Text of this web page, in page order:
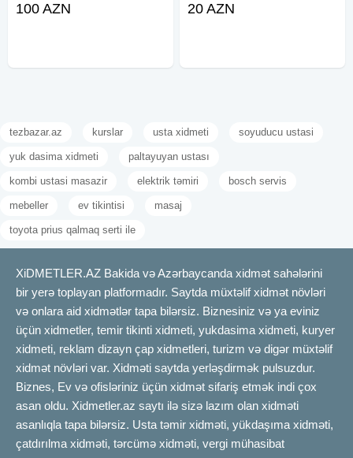
təyinatlı binaların və s. tikinti və
100 AZN
gosteririk. 10 illik tecrubemizle
20 AZN
tezbazar.az kurslar usta xidmeti soyuducu ustasi
yuk dasima xidmeti paltayuyan ustası
kombi ustasi masazir elektrik təmiri bosch servis
mebeller ev tikintisi masaj
toyota prius qalmaq serti ile
XiDMETLER.AZ Bakida və Azərbaycanda xidmət sahələrini
bir yerə toplayan platformadır. Saytda müxtəlif xidmət növləri
və onlara aid xidmətlər tapa bilərsiz. Biznesiniz və ya eviniz
üçün xidmetler, temir tikinti xidmeti, yukdasima xidmeti, kuryer
xidmeti, reklam dizayn çap xidmetleri, turizm və digər müxtəlif
xidmət növləri var. Xidməti saytda yerləşdirmək pulsuzdur.
Biznes, Ev və ofisləriniz üçün xidmət sifariş etmək indi çox
asan oldu. Xidmetler.az saytı ilə sizə lazım olan xidməti
asanlıqla tapa bilərsiz. Usta təmir xidməti, yükdaşıma xidməti,
çatdırılma xidməti, tərcümə xidməti, vergi mühasibat